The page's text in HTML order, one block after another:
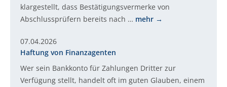
klargestellt, dass Bestätigungsvermerke von
Abschlussprüfern bereits nach … mehr
07.04.2026
Haftung von Finanzagenten
Wer sein Bankkonto für Zahlungen Dritter zur
Verfügung stellt, handelt oft im guten Glauben, einem